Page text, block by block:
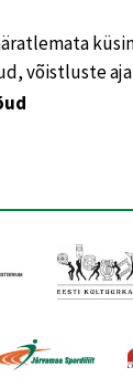
võistluste